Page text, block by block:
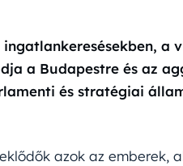
a
a Budapestre és az
és stratégiai
azok az emberek,